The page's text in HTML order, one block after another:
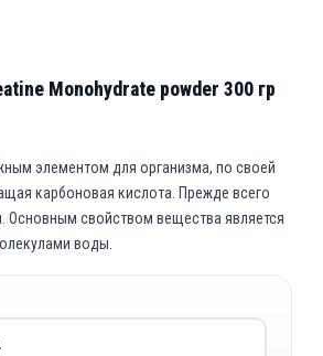
Monohydrate powder 300 гр
элементом для организма, по своей
карбоновая кислота. Прежде всего
Основным свойством вещества является
воды.